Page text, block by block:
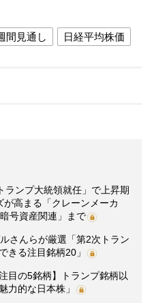
間見通し 日経平均株価
ランプ大統領就任」で上昇期
高まる「クレーンメーカ
号資産関連」まで
さんらが厳選「第2次トラン
きる注目銘柄20」
目の5銘柄】トランプ銘柄以
力的な日本株」